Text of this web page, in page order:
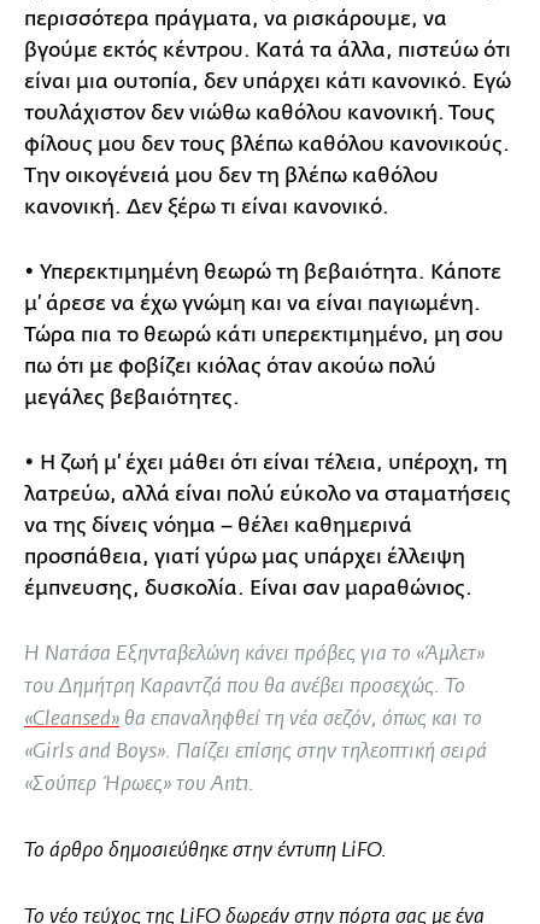
περισσότερα πράγματα, να ρισκάρουμε, να
βγούμε εκτός κέντρου. Κατά τα άλλα, πιστεύω ότι
είναι μια ουτοπία, δεν υπάρχει κάτι κανονικό. Εγώ
τουλάχιστον δεν νιώθω καθόλου κανονική. Τους
φίλους μου δεν τους βλέπω καθόλου κανονικούς.
Την οικογένειά μου δεν τη βλέπω καθόλου
κανονική. Δεν ξέρω τι είναι κανονικό.
• Υπερεκτιμημένη θεωρώ τη βεβαιότητα. Κάποτε
μ’ άρεσε να έχω γνώμη και να είναι παγιωμένη.
Τώρα πια το θεωρώ κάτι υπερεκτιμημένο, μη σου
πω ότι με φοβίζει κιόλας όταν ακούω πολύ
μεγάλες βεβαιότητες.
• Η ζωή μ’ έχει μάθει ότι είναι τέλεια, υπέροχη, τη
λατρεύω, αλλά είναι πολύ εύκολο να σταματήσεις
να της δίνεις νόημα – θέλει καθημερινά
προσπάθεια, γιατί γύρω μας υπάρχει έλλειψη
έμπνευσης, δυσκολία. Είναι σαν μαραθώνιος.
Η Νατάσα Εξηνταβελώνη κάνει πρόβες για το «Άμλετ»
του Δημήτρη Καραντζά που θα ανέβει προσεχώς. To
«Cleansed» θα επαναληφθεί τη νέα σεζόν, όπως και το
«Girls and Boys». Παίζει επίσης στην τηλεοπτική σειρά
«Σούπερ Ήρωες» του Ant1.
Το άρθρο δημοσιεύθηκε στην έντυπη LiFO.
Το νέο τεύχος της LiFO δωρεάν στην πόρτα σας με ένα